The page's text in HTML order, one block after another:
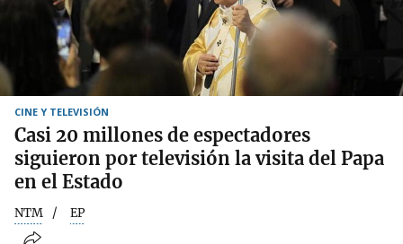
CINE Y TELEVISIÓN
Casi 20 millones de espectadores
siguieron por televisión la visita del Papa
en el Estado
NTM EP